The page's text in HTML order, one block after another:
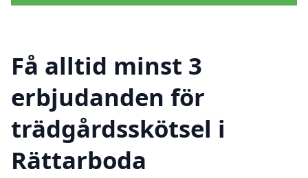
Få alltid minst 3
erbjudanden för
trädgårdsskötsel i
Rättarboda